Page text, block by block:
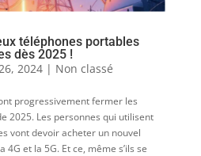
téléphones portables
dès 2025 !
2024| Non classé
progressivement fermer les
2025. Les personnes qui utilisent
vont devoir acheter un nouvel
et la 5G. Et ce, même s’ils se